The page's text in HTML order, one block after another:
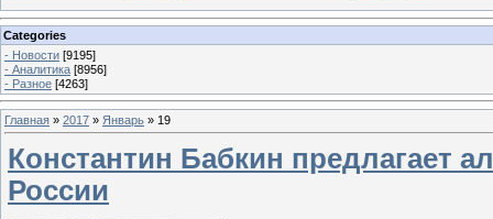
Categories
- Новости [9195]
- Аналитика [8956]
- Разное [4263]
Главная » 2017 » Январь » 19
Константин Бабкин предлагает
России